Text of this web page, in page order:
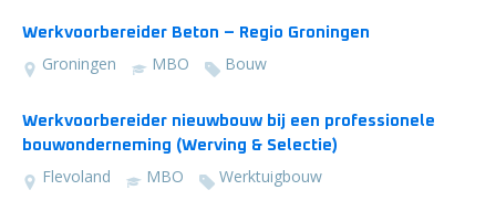
Werkvoorbereider Beton – Regio Groningen
Groningen MBO Bouw
Werkvoorbereider nieuwbouw bij een professionele
bouwonderneming (Werving & Selectie)
Flevoland MBO Werktuigbouw